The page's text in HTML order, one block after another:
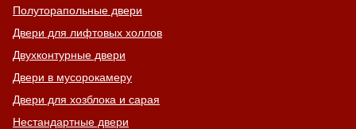
Полуторапольные двери
Двери для лифтовых холлов
Двухконтурные двери
Двери в мусорокамеру
Двери для хозблока и сарая
Нестандартные двери